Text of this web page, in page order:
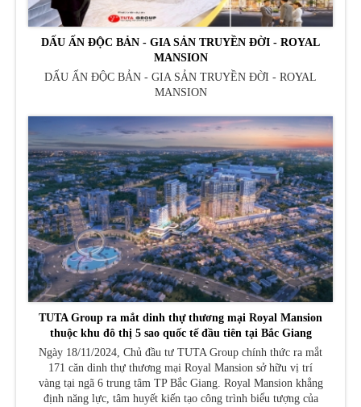
DẤU ẤN ĐỘC BẢN - GIA SẢN TRUYỀN ĐỜI - ROYAL
MANSION
DẤU ẤN ĐỘC BẢN - GIA SẢN TRUYỀN ĐỜI - ROYAL
MANSION
TUTA Group ra mắt dinh thự thương mại Royal Mansion
thuộc khu đô thị 5 sao quốc tế đầu tiên tại Bắc Giang
Ngày 18/11/2024, Chủ đầu tư TUTA Group chính thức ra mắt
171 căn dinh thự thương mại Royal Mansion sở hữu vị trí
vàng tại ngã 6 trung tâm TP Bắc Giang. Royal Mansion khẳng
định năng lực, tâm huyết kiến tạo công trình biểu tượng của